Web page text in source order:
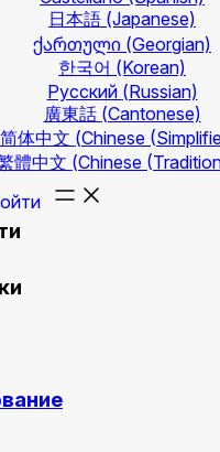
日本語 (Japanese)
ქართული (Georgian)
한국어 (Korean)
Русский (Russian)
廣東話 (Cantonese)
简体中文 (Chinese
體中文 (Chinese